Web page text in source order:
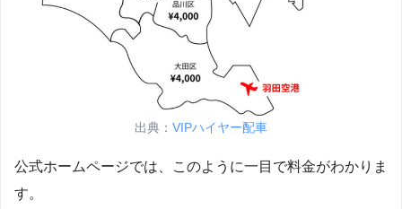
出典： VIPハイヤー配車
公式ホームページでは、このように一目で料金がわかりま
す。